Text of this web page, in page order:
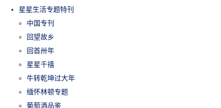
星星生活专题特刊
中国专刊
回望故乡
回首卅年
星星千禧
牛转乾坤过大年
缅怀林顿专题
葡萄酒品鉴